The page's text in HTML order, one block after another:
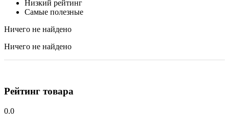
Низкий рейтинг
Самые полезные
Ничего не найдено
Ничего не найдено
Рейтинг товара
0.0